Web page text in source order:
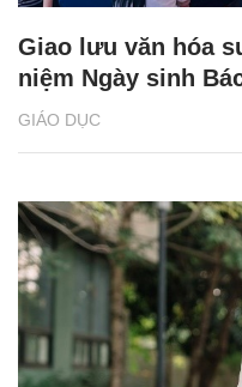
GIÁO DỤC
Giao lưu văn hóa
niệm Ngày sinh